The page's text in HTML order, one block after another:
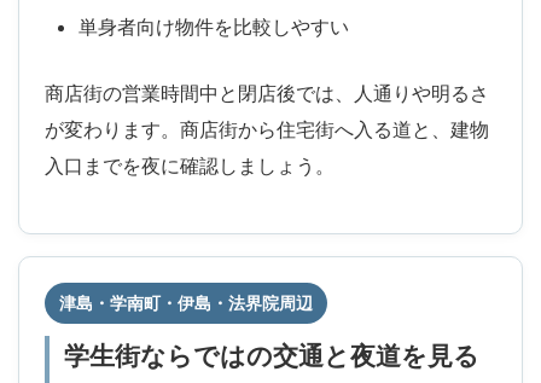
単身者向け物件を比較しやすい
商店街の営業時間中と閉店後では、人通りや明るさ
が変わります。商店街から住宅街へ入る道と、建物
入口までを夜に確認しましょう。
津島・学南町・伊島・法界院周辺
学生街ならではの交通と夜道を見る